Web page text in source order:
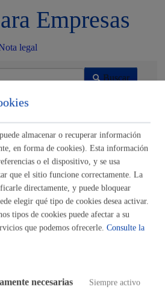
Empresas
legal
Buscar
ambulante
ONLINE
TELÉFONO
almacenar o recuperar información
en forma de cookies). Esta información
o el dispositivo, y se usa
que el sitio funcione correctamente. La
directamente, y puede bloquear
elegir qué tipo de cookies desea activar.
tipos de cookies puede afectar a su
que podemos ofrecerle. Consulte la
necesarias Siempre activo